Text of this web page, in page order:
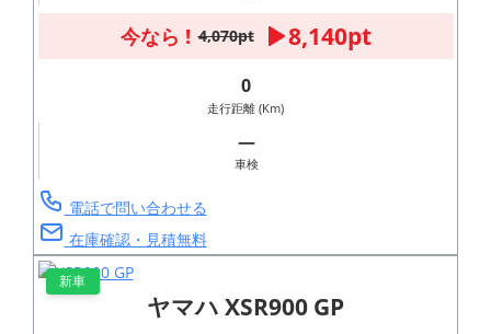
今なら ! 4,070pt 8,140pt
0
走行距離 (Km)
―
車検
電話で問い合わせる
在庫確認・見積無料
新車
ヤマハ XSR900 GP